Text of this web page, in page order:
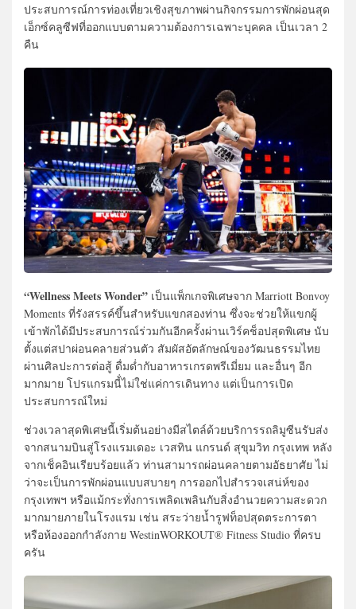
ประสบการณ์การท่องเที่ยวเชิงสุขภาพผ่านกิจกรรมการพักผ่อนสุด
เอ็กซ์คลูซีฟที่ออกแบบตามความต้องการเฉพาะบุคคล เป็นเวลา 2
คืน
“Wellness Meets Wonder” เป็นแพ็กเกจพิเศษจาก Marriott Bonvoy
Moments ที่รังสรรค์ขึ้นสำหรับแขกสองท่าน ซึ่งจะช่วยให้แขกผู้
เข้าพักได้มีประสบการณ์ร่วมกันอีกครั้งผ่านเวิร์คช็อปสุดพิเศษ นับ
ตั้งแต่สปาผ่อนคลายส่วนตัว สัมผัสอัตลักษณ์ของวัฒนธรรมไทย
ผ่านศิลปะการต่อสู้ ดื่มด่ำกับอาหารเกรดพรีเมี่ยม และอื่นๆ อีก
มากมาย โปรแกรมนี้่ไม่ใช่แค่การเดินทาง แต่เป็นการเปิด
ประสบการณ์ใหม่
ช่วงเวลาสุดพิเศษนี้เริ่มต้นอย่างมีสไตล์ด้วยบริการรถลิมูซีนรับส่ง
จากสนามบินสู่โรงแรมเดอะ เวสทิน แกรนด์ สุขุมวิท กรุงเทพ หลัง
จากเช็คอินเรียบร้อยแล้ว ท่านสามารถผ่อนคลายตามอัธยาศัย ไม่
ว่าจะเป็นการพักผ่อนแบบสบายๆ การออกไปสำรวจเสน่ห์ของ
กรุงเทพฯ หรือแม้กระทั่งการเพลิดเพลินกับสิ่งอำนวยความสะดวก
มากมายภายในโรงแรม เช่น สระว่ายน้ำรูฟท็อปสุดตระการตา
หรือห้องออกกำลังกาย WestinWORKOUT® Fitness Studio ที่ครบ
ครัน